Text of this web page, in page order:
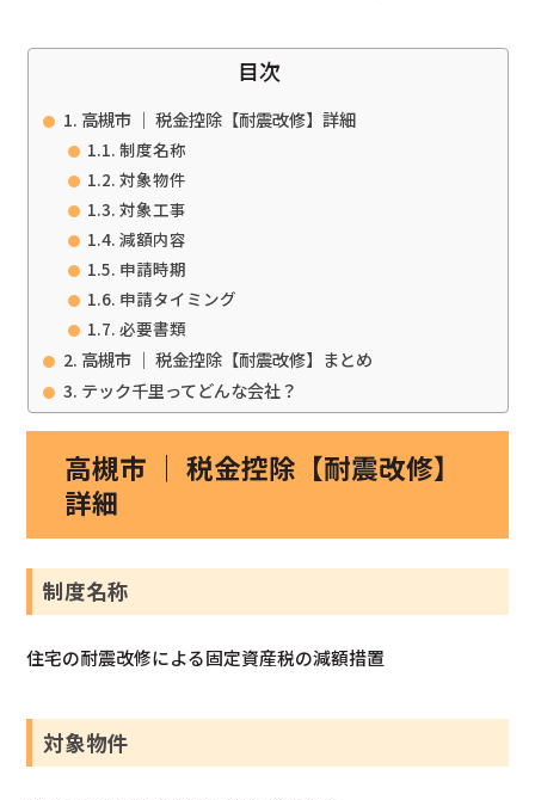
目次
高槻市 ｜ 税金控除【耐震改修】詳細
制度名称
対象物件
対象工事
減額内容
申請時期
申請タイミング
必要書類
高槻市 ｜ 税金控除【耐震改修】まとめ
テック千里ってどんな会社？
高槻市 ｜ 税金控除【耐震改修】
詳細
制度名称
住宅の耐震改修による固定資産税の減額措置
対象物件